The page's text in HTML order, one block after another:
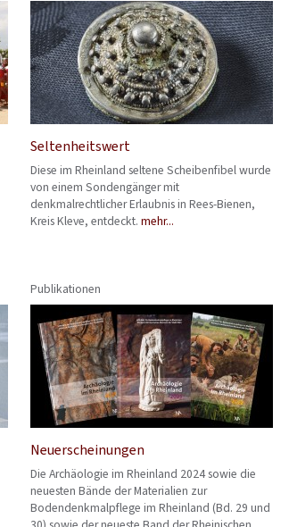
Seltenheitswert
Diese im Rheinland seltene Scheibenfibel wurde
von einem Sondengänger mit
denkmalrechtlicher Erlaubnis in Rees-Bienen,
Kreis Kleve, entdeckt. mehr...
Publikationen
Neuerscheinungen
Die Archäologie im Rheinland 2024 sowie die
neuesten Bände der Materialien zur
Bodendenkmalpflege im Rheinland (Bd. 29 und